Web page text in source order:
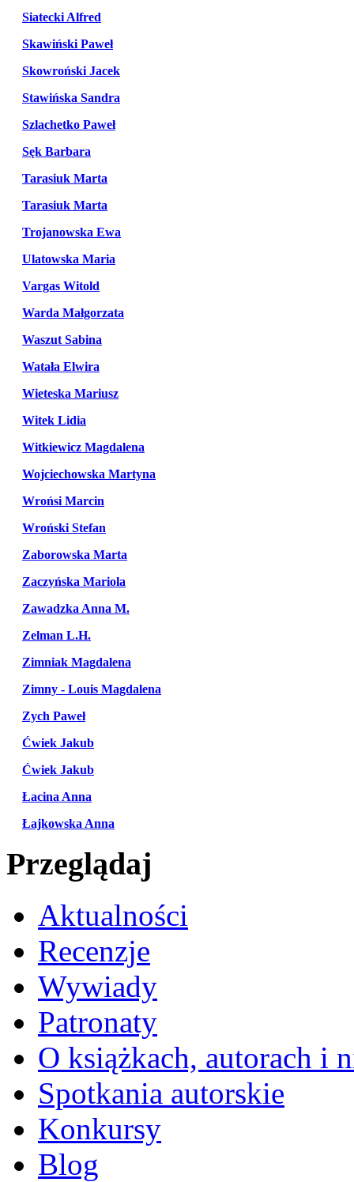
Siatecki Alfred
Skawiński Paweł
Skowroński Jacek
Stawińska Sandra
Szlachetko Paweł
Sęk Barbara
Tarasiuk Marta
Tarasiuk Marta
Trojanowska Ewa
Ulatowska Maria
Vargas Witold
Warda Małgorzata
Waszut Sabina
Watała Elwira
Wieteska Mariusz
Witek Lidia
Witkiewicz Magdalena
Wojciechowska Martyna
Wrońsi Marcin
Wroński Stefan
Zaborowska Marta
Zaczyńska Mariola
Zawadzka Anna M.
Zelman L.H.
Zimniak Magdalena
Zimny - Louis Magdalena
Zych Paweł
Ćwiek Jakub
Ćwiek Jakub
Łacina Anna
Łajkowska Anna
Przeglądaj
Aktualności
Recenzje
Wywiady
Patronaty
O książkach, autorach i
Spotkania autorskie
Konkursy
Blog